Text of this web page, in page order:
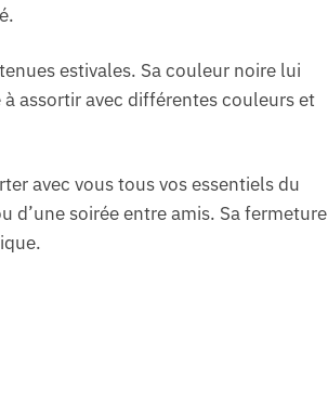
estivales. Sa couleur noire lui
assortir avec différentes couleurs et
avec vous tous vos essentiels du
d’une soirée entre amis. Sa fermeture